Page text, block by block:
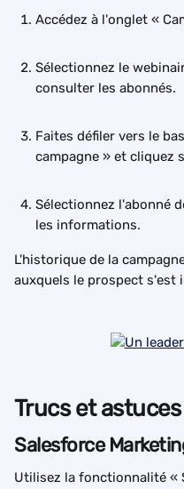
Accédez à l'onglet «
Sélectionnez le
consulter les abonnés.
Faites défiler vers le
campagne » et cliquez
Sélectionnez l'abonné
les informations.
L'historique de la
auxquels le prospect s'est
Trucs et
Salesforce
Utilisez la fonctionnalité «